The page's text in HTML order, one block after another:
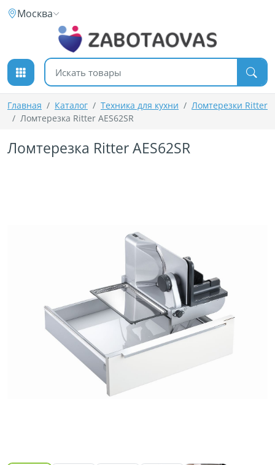
К содержимому
Москва
Поиск товаров
Главная Каталог Техника для кухни
Ломтерезки Ritter
Ломтерезка Ritter AES62SR
Ломтерезка Ritter AES62SR